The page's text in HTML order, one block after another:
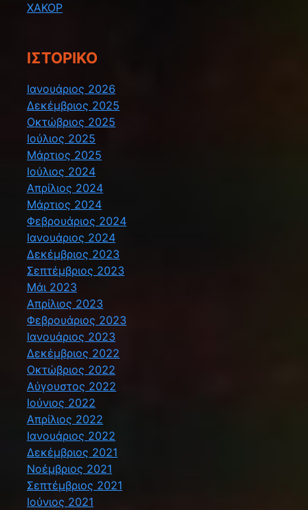
ΧΑΚΟΡ
ΙΣΤΟΡΙΚΌ
Ιανουάριος 2026
Δεκέμβριος 2025
Οκτώβριος 2025
Ιούλιος 2025
Μάρτιος 2025
Ιούλιος 2024
Απρίλιος 2024
Μάρτιος 2024
Φεβρουάριος 2024
Ιανουάριος 2024
Δεκέμβριος 2023
Σεπτέμβριος 2023
Μάι 2023
Απρίλιος 2023
Φεβρουάριος 2023
Ιανουάριος 2023
Δεκέμβριος 2022
Οκτώβριος 2022
Αύγουστος 2022
Ιούνιος 2022
Απρίλιος 2022
Ιανουάριος 2022
Δεκέμβριος 2021
Νοέμβριος 2021
Σεπτέμβριος 2021
Ιούνιος 2021